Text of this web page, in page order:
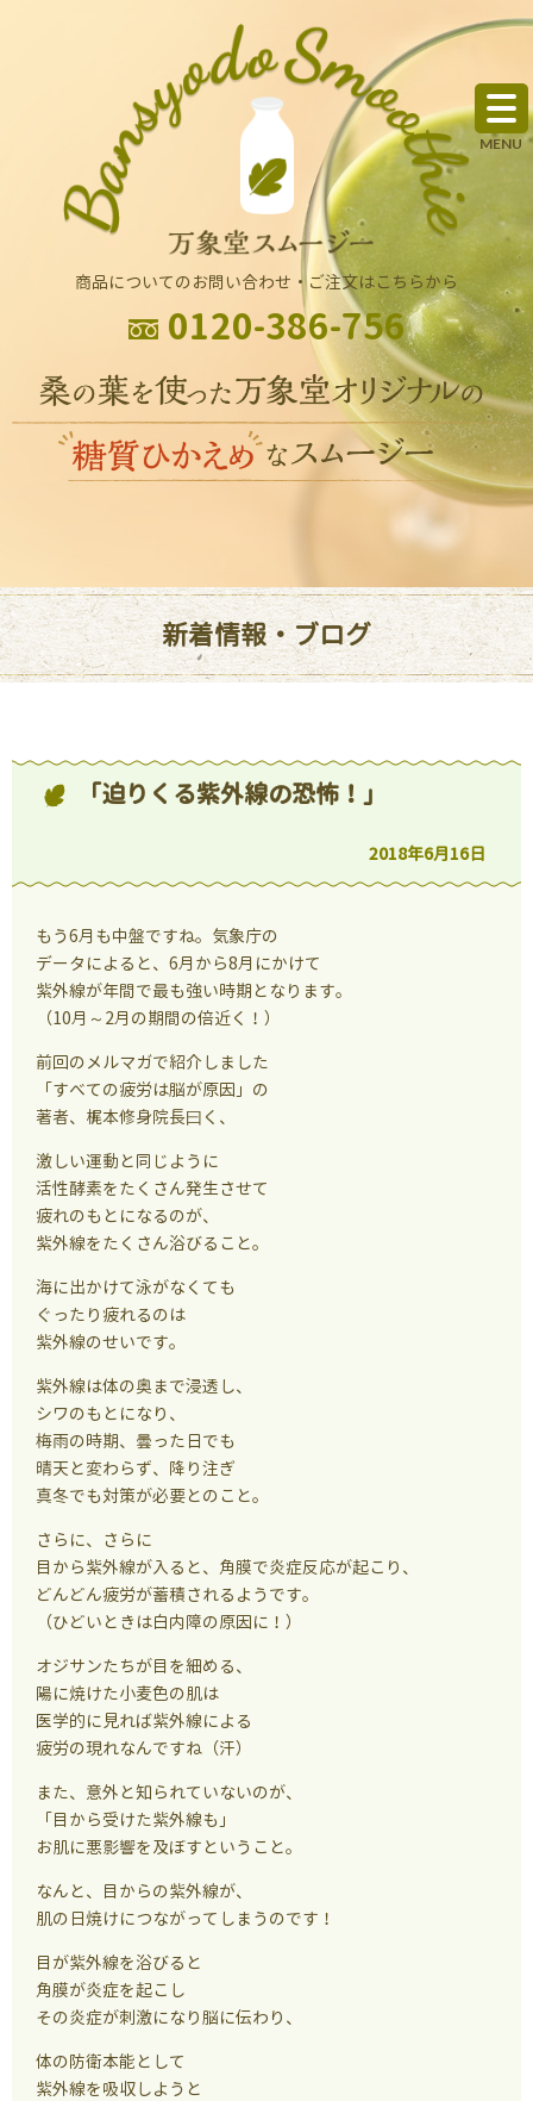
商品についてのお問い合わせ・ご注文はこちらから
0120-386-756
新着情報・ブログ
「迫りくる紫外線の恐怖！」
2018年6月16日
もう6月も中盤ですね。気象庁の
データによると、6月から8月にかけて
紫外線が年間で最も強い時期となります。
（10月～2月の期間の倍近く！）
前回のメルマガで紹介しました
「すべての疲労は脳が原因」の
著者、梶本修身院長曰く、
激しい運動と同じように
活性酵素をたくさん発生させて
疲れのもとになるのが、
紫外線をたくさん浴びること。
海に出かけて泳がなくても
ぐったり疲れるのは
紫外線のせいです。
紫外線は体の奥まで浸透し、
シワのもとになり、
梅雨の時期、曇った日でも
晴天と変わらず、降り注ぎ
真冬でも対策が必要とのこと。
さらに、さらに
目から紫外線が入ると、角膜で炎症反応が起こり、
どんどん疲労が蓄積されるようです。
（ひどいときは白内障の原因に！）
オジサンたちが目を細める、
陽に焼けた小麦色の肌は
医学的に見れば紫外線による
疲労の現れなんですね（汗）
また、意外と知られていないのが、
「目から受けた紫外線も」
お肌に悪影響を及ぼすということ。
なんと、目からの紫外線が、
肌の日焼けにつながってしまうのです！
目が紫外線を浴びると
角膜が炎症を起こし
その炎症が刺激になり脳に伝わり、
体の防衛本能として
紫外線を吸収しようと